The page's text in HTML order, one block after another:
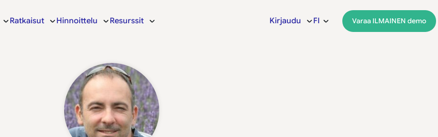
Ratkaisut Hinnoittelu Resurssit Kirjaudu FI Varaa ILMAINEN demo